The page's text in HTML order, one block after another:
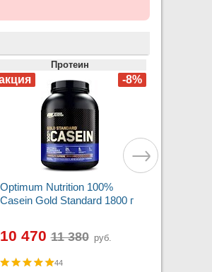
Протеин
Optimum Nutrition 100%
Casein Gold Standard 1800 г
10 470 руб.
44